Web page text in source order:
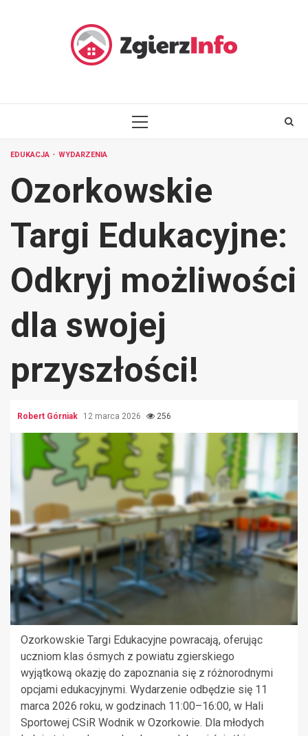
PRIMARY
EDUKACJA WYDARZENIA
Ozorkowskie
Targi Edukacyjne:
Odkryj możliwości
dla swojej
przyszłości!
Robert Górniak 12 marca 2026 256
Ozorkowskie Targi Edukacyjne powracają, oferując
uczniom klas ósmych z powiatu zgierskiego
wyjątkową okazję do zapoznania się z różnorodnymi
opcjami edukacyjnymi. Wydarzenie odbędzie się 11
marca 2026 roku, w godzinach 11:00–16:00, w Hali
Sportowej CSiR Wodnik w Ozorkowie. Dla młodych